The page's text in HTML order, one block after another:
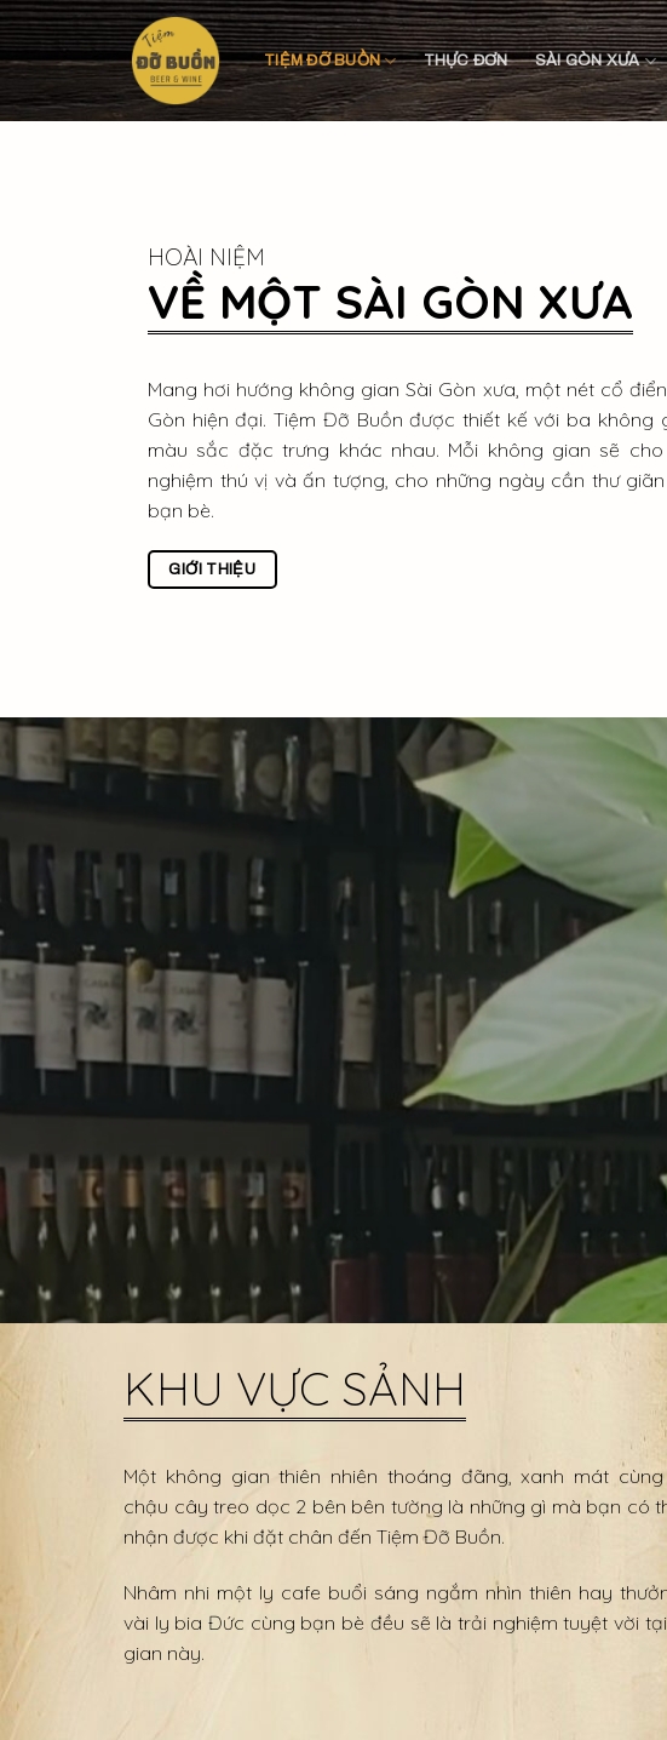
Skip
to
content
TIỆM ĐỠ BUỒN THỰC ĐƠN SÀI GÒN XƯA
HOÀI NIỆM
VỀ MỘT SÀI GÒN XƯA
Mang hơi hướng không gian Sài Gòn xưa, một nét cổ
Gòn hiện đại. Tiệm Đỡ Buồn được thiết kế với ba không
màu sắc đặc trưng khác nhau. Mỗi không gian sẽ
nghiệm thú vị và ấn tượng, cho những ngày cần thư
bạn bè.
GIỚI THIỆU
KHU VỰC SẢNH
Một không gian thiên nhiên thoáng đãng, xanh mát
chậu cây treo dọc 2 bên bên tường là những gì mà bạn có
nhận được khi đặt chân đến Tiệm Đỡ Buồn.
Nhâm nhi một ly cafe buổi sáng ngắm nhìn thiên hay
vài ly bia Đức cùng bạn bè đều sẽ là trải nghiệm tuyệt vời
gian này.